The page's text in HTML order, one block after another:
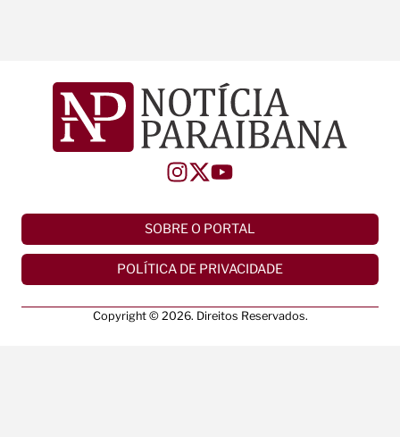
SOBRE O PORTAL
POLÍTICA DE PRIVACIDADE
Copyright © 2026. Direitos Reservados.